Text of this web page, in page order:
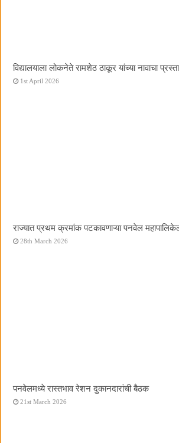
विद्यालयाला लोकनेते रामशेठ ठाकूर यांच्या नावाचा
1st April 2026
राज्यात प्रथम क्रमांक पटकावणाऱ्या पनवेल
28th March 2026
पनवेलमध्ये रास्तभाव रेशन दुकानदारांची बैठक
21st March 2026